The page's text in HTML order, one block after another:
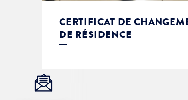
CERTIFICAT DE
DE RÉSIDENCE